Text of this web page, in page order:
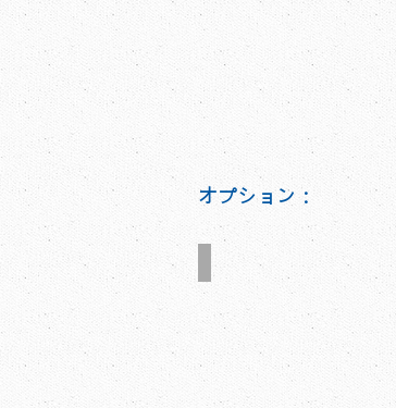
オプション：
サクションフイ－ダ－